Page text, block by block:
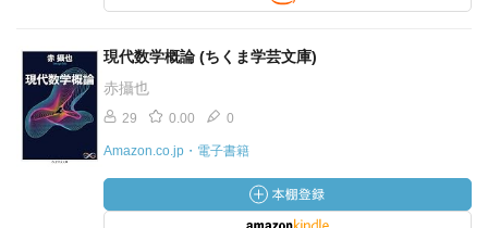
現代数学概論 (ちくま学芸文庫)
赤攝也
29 0.00 0
Amazon.co.jp・電子書籍